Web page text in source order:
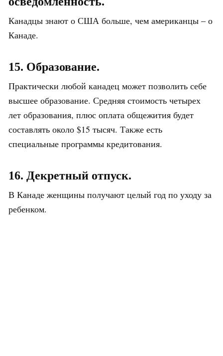
Канадцы знают о США больше, чем американцы – о
Канаде.
15. Образование.
Практически любой канадец может позволить себе
высшее образование. Средняя стоимость четырех
лет образования, плюс оплата общежития будет
составлять около $15 тысяч. Также есть
специальные программы кредитования.
16. Декретный отпуск.
В Канаде женщины получают целый год по уходу за
ребенком.